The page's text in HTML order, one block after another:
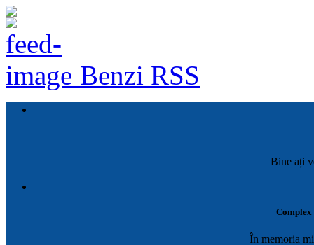
Benzi RSS
Bine ați
În memoria